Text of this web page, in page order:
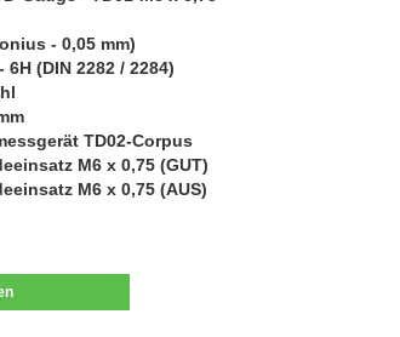
- 0,05 mm)
6H (DIN 2282 / 2284)
TD02-Corpus
M6 x 0,75 (GUT)
M6 x 0,75 (AUS)